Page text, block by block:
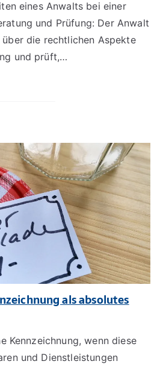
eines Anwalts bei einer
und Prüfung: Der Anwalt
die rechtlichen Aspekte
und prüft,…
als absolutes
Kennzeichnung, wenn diese
und Dienstleistungen